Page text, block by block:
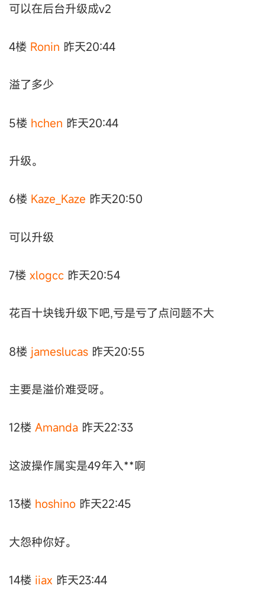
可以在后台升级成v2
4楼 Ronin 昨天20:44
溢了多少
5楼 hchen 昨天20:44
升级。
6楼 Kaze_Kaze 昨天20:50
可以升级
7楼 xlogcc 昨天20:54
花百十块钱升级下吧,亏是亏了点问题不大
8楼 jameslucas 昨天20:55
主要是溢价难受呀。
12楼 Amanda 昨天22:33
这波操作属实是49年入**啊
13楼 hoshino 昨天22:45
大怨种你好。
14楼 iiax 昨天23:44